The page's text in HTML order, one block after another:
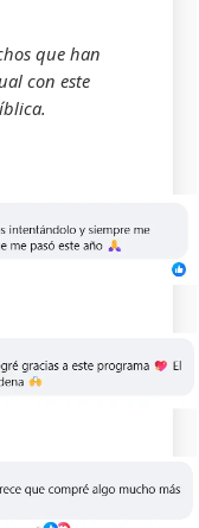
que han
con este